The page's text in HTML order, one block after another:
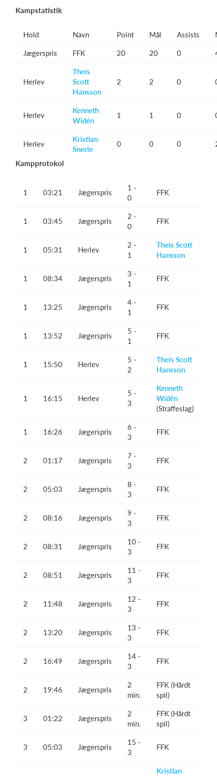
Kampstatistik
Hold Navn Point Mål Assists
Jægerspris FFK 20 20 0
Herlev
Theis
Scott
Hansson
2 2 0
Herlev
Kenneth
Widén
1 1 0
Herlev
Kristian
Snerle
0 0 0
Kampprotokol
1 03:21 Jægerspris
1 -
0
FFK
1 03:45 Jægerspris
2 -
0
FFK
1 05:31 Herlev
2 -
1
Theis Scott
Hansson
1 08:34 Jægerspris
3 -
1
FFK
1 13:25 Jægerspris
4 -
1
FFK
1 13:52 Jægerspris
5 -
1
FFK
1 15:50 Herlev
5 -
2
Theis Scott
Hansson
1 16:15 Herlev
5 -
3
Kenneth
Widén
(Straffeslag)
1 16:26 Jægerspris
6 -
3
FFK
2 01:17 Jægerspris
7 -
3
FFK
2 05:03 Jægerspris
8 -
3
FFK
2 08:16 Jægerspris
9 -
3
FFK
2 08:31 Jægerspris
10 -
3
FFK
2 08:51 Jægerspris
11 -
3
FFK
2 11:48 Jægerspris
12 -
3
FFK
2 13:20 Jægerspris
13 -
3
FFK
2 16:49 Jægerspris
14 -
3
FFK
2 19:46 Jægerspris
2
min.
FFK (Hårdt
spil)
3 01:22 Jægerspris
2
min.
FFK (Hårdt
spil)
3 05:03 Jægerspris
15 -
3
FFK
Kristian